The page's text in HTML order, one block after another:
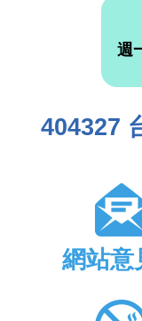
週
404327
網站意